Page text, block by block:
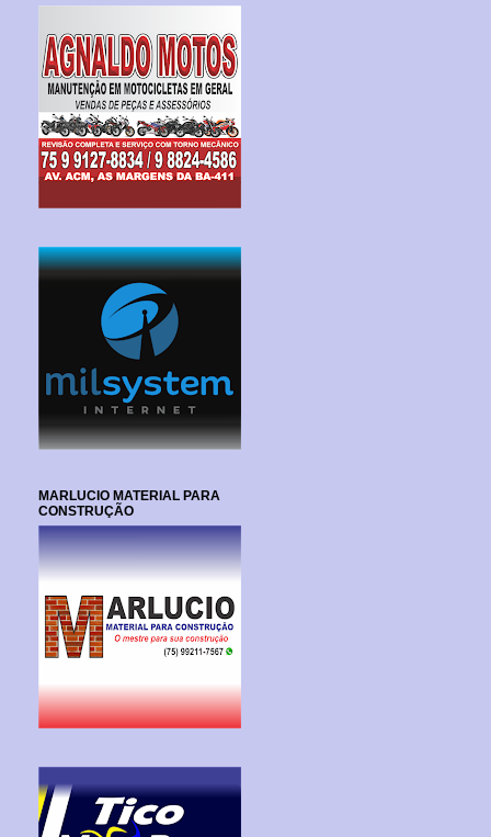
MARLUCIO MATERIAL PARA
CONSTRUÇÃO